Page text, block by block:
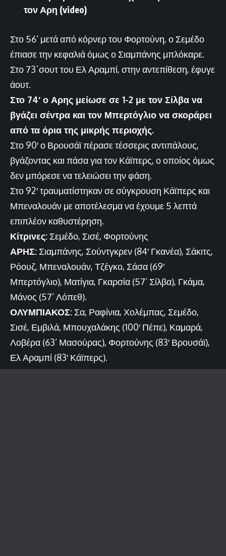
τον Αρη (video)
Στο 56’ μετά από κόρνερ του Φορτούνη, ο Σεμέδο
έπιασε την κεφαλιά όμως ο Σιαμπάνης μπλόκαρε.
Στο 73΄σουτ του Ελ Αραμπί, στην αντεπίθεση, έφυγε
άουτ.
Στο 74′ ο Αρης μείωσε σε 1-2 με τον Σίλβα να
βγάζει σέντρα και τον Μπερτόγλιο να σκοράρει
από τα όρια της μικρής περιοχής.
Στο 90′ ο Βρουσάϊ πέρασε τέσσερις αντιπάλους,
βγάζοντας και πάσα για τον Κάϊπερς, ο οποίος όμως
δεν μπόρεσε να τελειώσει την φάση.
Στο 92′ τραυματίστηκαν σε σύγκρουση Κάϊπερς και
Μπεναλουάν με αποτέλεσμα να έχουμε 5 λεπτά
επιπλέον καθυστέρηση.
Κίτρινες: Σεμέδο, Σισέ, Φορτούνης
ΑΡΗΣ: Σιαμπάνης, Σούντγκρεν (84′ Γκανέα), Σάκιτς,
Ρόουζ, Μπεναλουάν, Τζέγκο, Σάσα (69′
Μπερτόγλιο), Ματίγια, Γκαρσία (57’ Σίλβα), Γκάμα,
Μάνος (57’ Λόπεθ).
ΟΛΥΜΠΙΑΚΟΣ: Σα, Ραφίνια, Χολέμπας, Σεμέδο,
Σισέ, Εμβιλά, Μπουχαλάκης (100′ Πέπε), Καμαρά,
Λοβέρα (63’ Μασούρας), Φορτούνης (83′ Βρουσάϊ),
Ελ Αραμπί (83′ Κάϊπερς).